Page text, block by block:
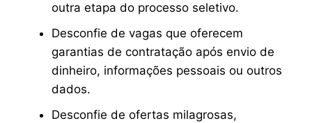
outra etapa do processo seletivo.
Desconfie de vagas que oferecem
garantias de contratação após envio de
dinheiro, informações pessoais ou outros
dados.
Desconfie de ofertas milagrosas,